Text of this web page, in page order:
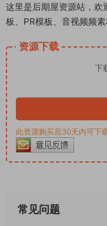
这里是后期屋资源站，欢
板、PR模板、音视频频素
资源下载
下
此资源购买后30天内可下
常见问题